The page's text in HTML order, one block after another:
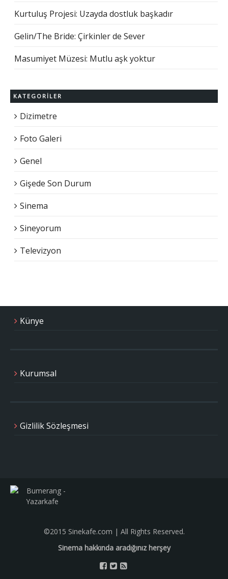
Kurtuluş Projesi: Uzayda dostluk başkadır
Gelin/The Bride: Çirkinler de Sever
Masumiyet Müzesi: Mutlu aşk yoktur
KATEGORILER
Dizimetre
Foto Galeri
Genel
Gişede Son Durum
Sinema
Sineyorum
Televizyon
Künye
Kurumsal
Gizlilik Sözleşmesi
©2015 Sinekafe.com | All Rights Reserved.
Sinema hakkında aradığınız herşey